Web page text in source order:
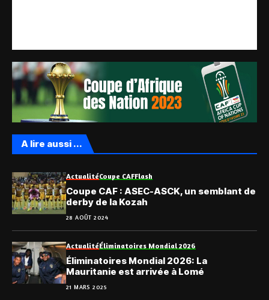
A lire aussi ...
ActualitéCoupe CAFFlash
Coupe CAF : ASEC-ASCK, un semblant de
derby de la Kozah
28 AOÛT 2024
ActualitéÉliminatoires Mondial 2026
Éliminatoires Mondial 2026: La
Mauritanie est arrivée à Lomé
21 MARS 2025